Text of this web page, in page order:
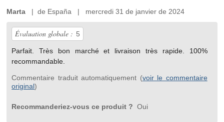
Marta | de España | mercredi 31 de janvier de 2024
Évaluation globale : 5
Parfait. Très bon marché et livraison très rapide. 100%
recommandable.
Commentaire traduit automatiquement (voir le commentaire
original)
Recommanderiez-vous ce produit ? Oui